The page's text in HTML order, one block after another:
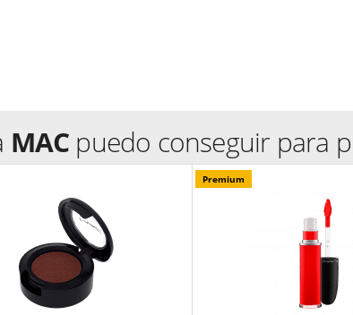
MAC puedo conseguir para
Premium